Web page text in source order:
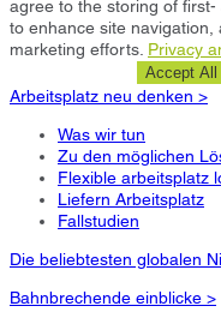
agree to the storing of
to enhance site
marketing efforts. Privacy
Accept All
Arbeitsplatz neu denken >
Was wir tun
Zu den möglichen
Flexible arbeitsplatz
Liefern Arbeitsplatz
Fallstudien
Die beliebtesten globalen
Bahnbrechende einblicke >